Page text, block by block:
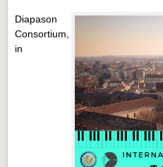
Diapason
Consortium,
in